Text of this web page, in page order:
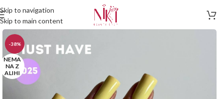
Skip to navigation
Skip to main content
-38%
NEMA
NA Z
ALIHI